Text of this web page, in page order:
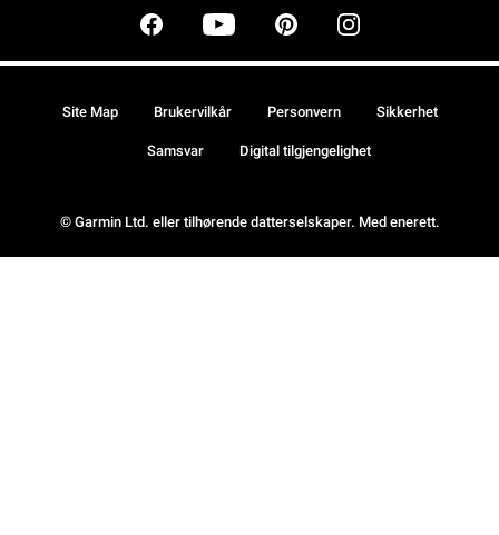
© Garmin Ltd. eller tilhørende datterselskaper. Med enerett.
Site Map Brukervilkår Personvern Sikkerhet
Samsvar Digital tilgjengelighet